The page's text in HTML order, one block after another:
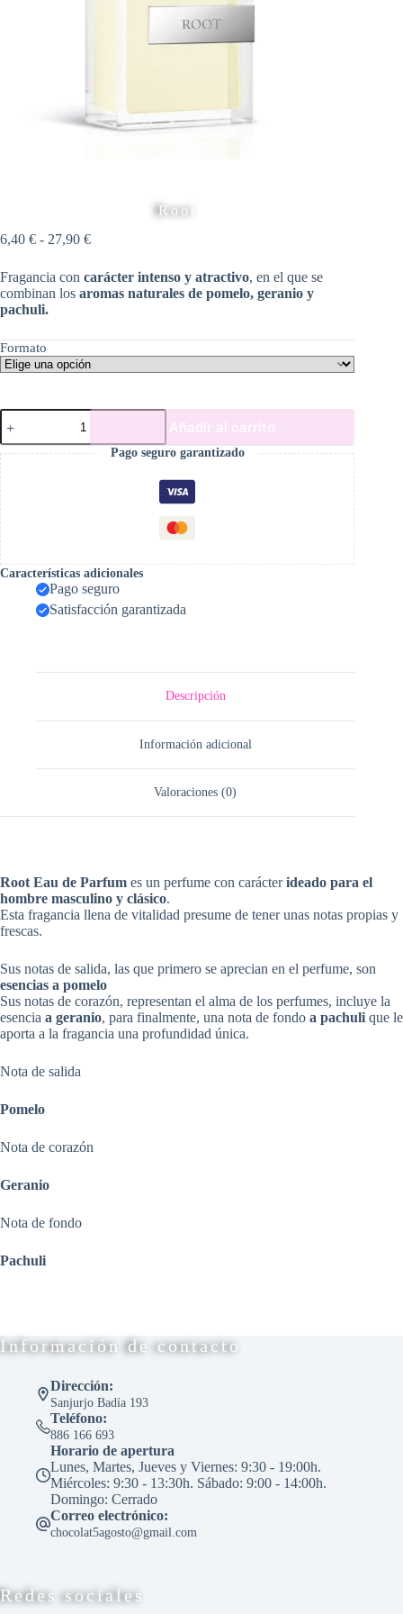
Root
6,40 € - 27,90 €Rango
precios:
desde
6,40 €
Fragancia con carácter intenso y atractivo, en el que se
combinan los aromas naturales de pomelo, geranio y
pachuli.
Formato
Root
cantidad
Añadir al carrito
Pago seguro garantizado
Características adicionales
Pago seguro
Satisfacción garantizada
Descripción
Información adicional
Valoraciones (0)
Root Eau de Parfum es un perfume con carácterideado para el
hombre masculino y clásico.
Esta fragancia llena de vitalidad presume de tener unas notas propias y
frescas.
Sus notas de salida, las que primero se aprecian en el perfume, son
esencias a pomelo
Sus notas de corazón, representan el alma de los perfumes, incluye la
esencia a geranio, para finalmente, una nota de fondo a pachuli que le
aporta a la fragancia una profundidad única.
Nota de salida
Pomelo
Nota de corazón
Geranio
Nota de fondo
Pachuli
Información de contacto
Dirección:
Sanjurjo Badía 193
Teléfono:
886 166 693
Horario de apertura
Lunes, Martes, Jueves y Viernes: 9:30 - 19:00h.
Miércoles: 9:30 - 13:30h. Sábado: 9:00 - 14:00h.
Domingo: Cerrado
Correo electrónico:
chocolat5agosto@gmail.com
Redes sociales